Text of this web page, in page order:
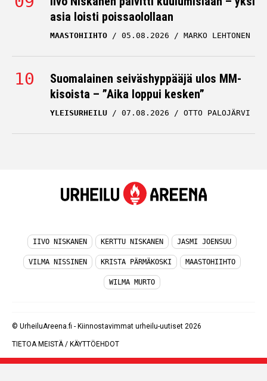
asia loisti poissaolollaan
MAASTOHIIHTO 05.08.2026 MARKO LEHTONEN
Suomalainen seiväshyppääjä ulos MM-
kisoista – ”Aika loppui kesken”
YLEISURHEILU 07.08.2026 OTTO PALOJÄRVI
IIVO NISKANEN KERTTU NISKANEN JASMI JOENSUU
VILMA NISSINEN KRISTA PÄRMÄKOSKI MAASTOHIIHTO
WILMA MURTO
© UrheiluAreena.fi - Kiinnostavimmat urheilu-uutiset 2026
TIETOA MEISTÄ/ KÄYTTÖEHDOT